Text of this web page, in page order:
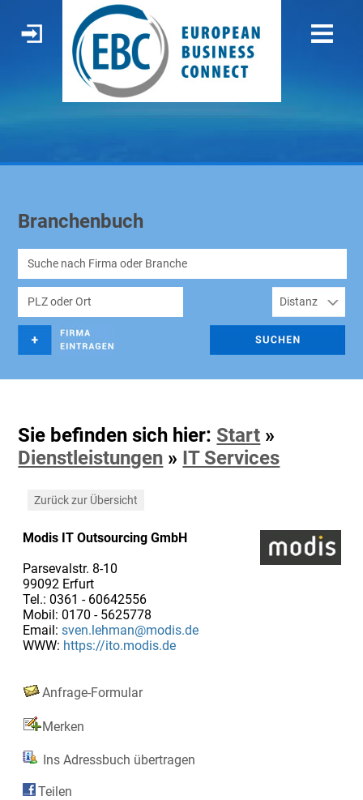
Branchenbuch
Sie befinden sich hier: Start »
Dienstleistungen » IT Services
Zurück zur Übersicht
Modis IT Outsourcing GmbH
Parsevalstr. 8-10
99092 Erfurt
Tel.: 0361 - 60642556
Mobil: 0170 - 5625778
Email: sven.lehman@modis.de
WWW: https://ito.modis.de
Anfrage-Formular
Merken
Ins Adressbuch übertragen
Teilen